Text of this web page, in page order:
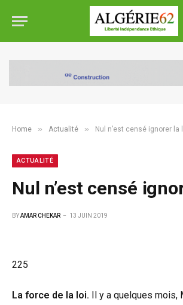
Home » Actualité » Nul n’est censé ignorer la
ACTUALITÉ
Nul n’est censé
BYAMAR CHEKAR 13 JUIN 2019
225
La force de la loi.
Il y a quelques mois,